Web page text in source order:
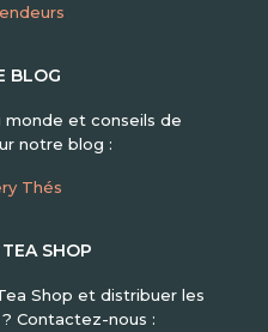
BLOG
monde et conseils de
notre blog :
Thés
SHOP
Shop et distribuer les
Contactez-nous :